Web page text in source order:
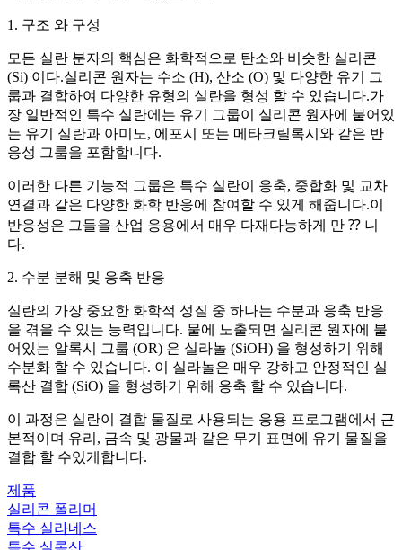
1. 구조 와 구성
모든 실란 분자의 핵심은 화학적으로 탄소와 비슷한 실리콘
(Si) 이다.실리콘 원자는 수소 (H), 산소 (O) 및 다양한 유기 그
룹과 결합하여 다양한 유형의 실란을 형성 할 수 있습니다.가
장 일반적인 특수 실란에는 유기 그룹이 실리콘 원자에 붙어있
는 유기 실란과 아미노, 에포시 또는 메타크릴록시와 같은 반
응성 그룹을 포함합니다.
이러한 다른 기능적 그룹은 특수 실란이 응축, 중합화 및 교차
연결과 같은 다양한 화학 반응에 참여할 수 있게 해줍니다.이
반응성은 그들을 산업 응용에서 매우 다재다능하게 만 ⁇ 니
다.
2. 수분 분해 및 응축 반응
실란의 가장 중요한 화학적 성질 중 하나는 수분과 응축 반응
을 겪을 수 있는 능력입니다. 물에 노출되면 실리콘 원자에 붙
어있는 알록시 그룹 (OR) 은 실라놀 (SiOH) 을 형성하기 위해
수분화 할 수 있습니다. 이 실라놀은 매우 강하고 안정적인 실
록산 결합 (SiO) 을 형성하기 위해 응축 할 수 있습니다.
이 과정은 실란이 결합 물질로 사용되는 응용 프로그램에서 근
본적이며 유리, 금속 및 광물과 같은 무기 표면에 유기 물질을
결합 할 수있게합니다.
제품
실리콘 폴리머
특수 실라네스
특수 실록산